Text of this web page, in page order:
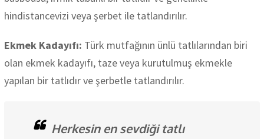
hindistancevizi veya şerbet ile tatlandırılır.
Ekmek Kadayıfı: Türk mutfağının ünlü tatlılarından biri
olan ekmek kadayıfı, taze veya kurutulmuş ekmekle
yapılan bir tatlıdır ve şerbetle tatlandırılır.
Herkesin en sevdiği tatlı